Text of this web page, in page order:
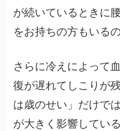
が続いているときに
をお持ちの方もいる
さらに冷えによって
復が遅れてしこりが
は歳のせい」だけで
が大きく影響してい